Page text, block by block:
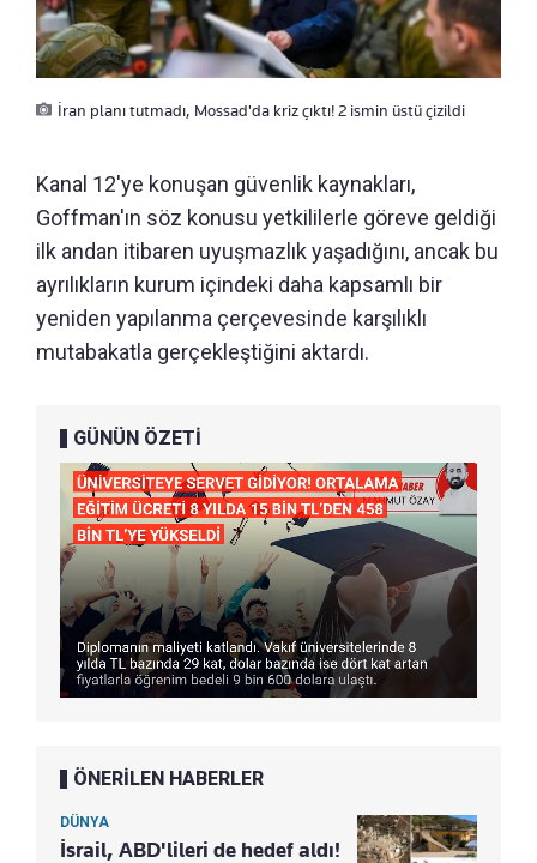
İran planı tutmadı, Mossad'da kriz çıktı! 2 ismin üstü çizildi
Kanal 12'ye konuşan güvenlik kaynakları,
Goffman'ın söz konusu yetkililerle göreve geldiği
ilk andan itibaren uyuşmazlık yaşadığını, ancak bu
ayrılıkların kurum içindeki daha kapsamlı bir
yeniden yapılanma çerçevesinde karşılıklı
mutabakatla gerçekleştiğini aktardı.
GÜNÜN ÖZETİ
ÖNERİLEN HABERLER
DÜNYA
İsrail, ABD'lileri de hedef aldı!